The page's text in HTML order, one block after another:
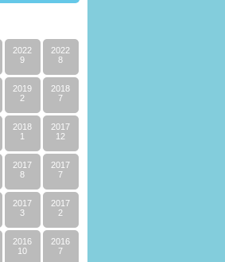
2022
9
2022
8
2019
2
2018
7
2018
1
2017
12
2017
8
2017
7
2017
3
2017
2
2016
10
2016
7